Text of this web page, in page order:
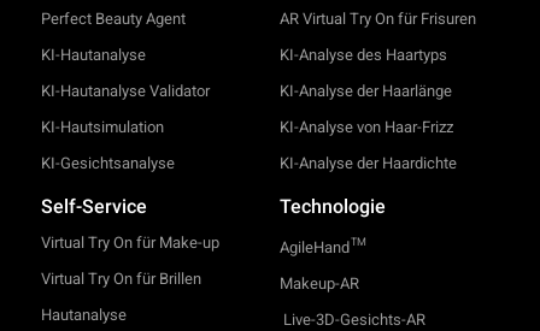
Perfect Beauty Agent
KI-Hautanalyse
KI-Hautanalyse Validator
KI-Hautsimulation
KI-Gesichtsanalyse
AR Virtual Try On für Frisuren
KI-Analyse des Haartyps
KI-Analyse der Haarlänge
KI-Analyse von Haar-Frizz
KI-Analyse der Haardichte
Self-Service
Virtual Try On für Make-up
Virtual Try On für Brillen
Hautanalyse
Technologie
AgileHandTM
Makeup-AR
Live-3D-Gesichts-AR